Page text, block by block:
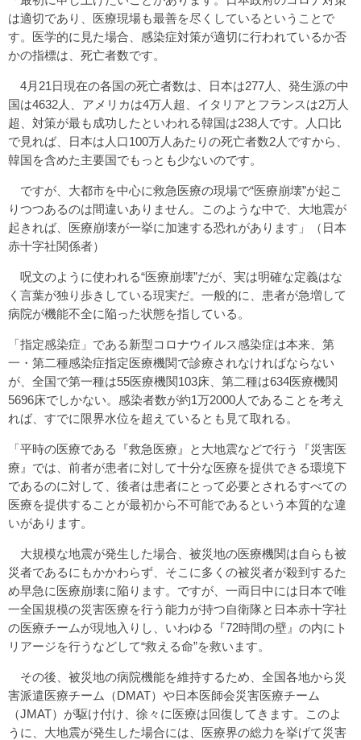
は適切であり、医療現場も最善を尽くしているということで
す。医学的に見た場合、感染症対策が適切に行われているか否
かの指標は、死亡者数です。
4月21日現在の各国の死亡者数は、日本は277人、発生源の中
国は4632人、アメリカは4万人超、イタリアとフランスは2万人
超、対策が最も成功したといわれる韓国は238人です。人口比
で見れば、日本は人口100万人あたりの死亡者数2人ですから、
韓国を含めた主要国でもっとも少ないのです。
ですが、大都市を中心に救急医療の現場で“医療崩壊”が起こ
りつつあるのは間違いありません。このような中で、大地震が
起きれば、医療崩壊が一挙に加速する恐れがあります」（日本
赤十字社関係者）
呪文のように使われる“医療崩壊”だが、実は明確な定義はな
く言葉が独り歩きしている現実だ。一般的に、患者が急増して
病院が機能不全に陥った状態を指している。
「指定感染症」である新型コロナウイルス感染症は本来、第
一・第二種感染症指定医療機関で診療されなければならない
が、全国で第一種は55医療機関103床、第二種は634医療機関
5696床でしかない。感染者数が約1万2000人であることを考え
れば、すでに限界水位を超えているとも見て取れる。
「平時の医療である『救急医療』と大地震などで行う『災害医
療』では、前者が患者に対して十分な医療を提供できる環境下
であるのに対して、後者は患者にとって必要とされるすべての
医療を提供することが最初から不可能であるという本質的な違
いがあります。
大規模な地震が発生した場合、被災地の医療機関は自らも被
災者であるにもかかわらず、そこに多くの被災者が殺到するた
め早急に医療崩壊に陥ります。ですが、一両日中には日本で唯
一全国規模の災害医療を行う能力が持つ自衛隊と日本赤十字社
の医療チームが現地入りし、いわゆる『72時間の壁』の内にト
リアージを行うなどして“救える命”を救います。
その後、被災地の病院機能を維持するため、全国各地から災
害派遣医療チーム（DMAT）や日本医師会災害医療チーム
（JMAT）が駆け付け、徐々に医療は回復してきます。このよ
うに、大地震が発生した場合には、医療界の総力を挙げて災害